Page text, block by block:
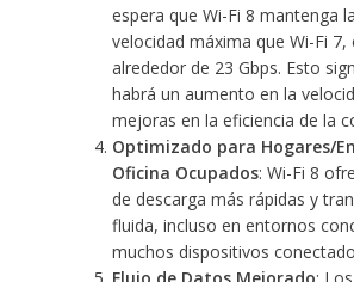
espera que Wi-Fi 8 mantenga
velocidad máxima que Wi-Fi 7,
alrededor de 23 Gbps. Esto
habrá un aumento en la
mejoras en la eficiencia de la
Optimizado para Hogares/
Oficina Ocupados: Wi-Fi 8
de descarga más rápidas y
fluida, incluso en entornos
muchos dispositivos